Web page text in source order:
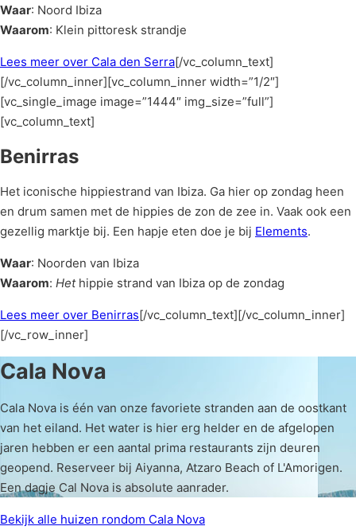
Waar: Noord Ibiza
Waarom: Klein pittoresk strandje
Lees meer over Cala den Serra[/vc_column_text]
[/vc_column_inner][vc_column_inner width=”1/2″]
[vc_single_image image=”1444″ img_size=”full”]
[vc_column_text]
Benirras
Het iconische hippiestrand van Ibiza. Ga hier op zondag heen
en drum samen met de hippies de zon de zee in. Vaak ook een
gezellig marktje bij. Een hapje eten doe je bij Elements.
Waar: Noorden van Ibiza
Waarom: Het hippie strand van Ibiza op de zondag
Lees meer over Benirras[/vc_column_text][/vc_column_inner]
[/vc_row_inner]
Cala Nova
Cala Nova is één van onze favoriete stranden aan de oostkant
van het eiland. Het water is hier erg helder en de afgelopen
jaren hebben er een aantal prima restaurants zijn deuren
geopend. Reserveer bij Aiyanna, Atzaro Beach of L'Amorigen.
Een dagje Cal Nova is absolute aanrader.
Bekijk alle huizen rondom Cala Nova